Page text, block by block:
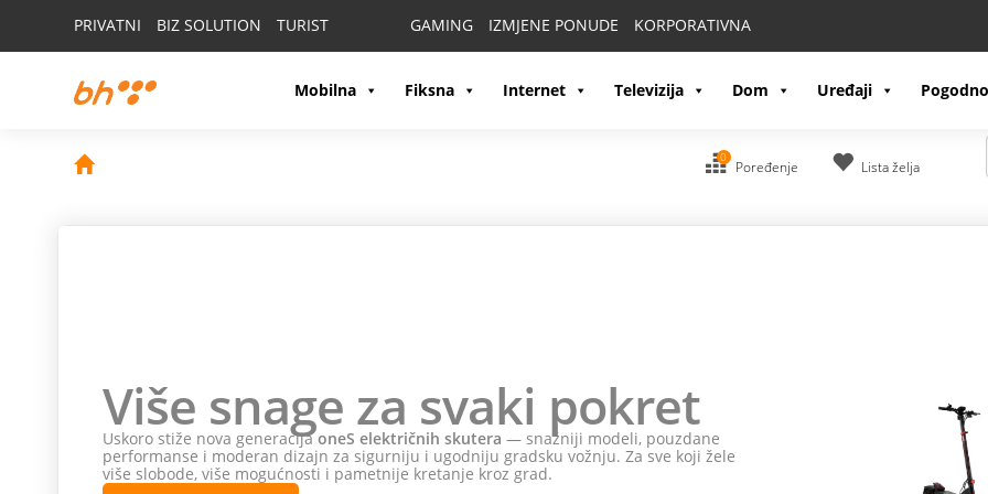
PRIVATNI BIZ SOLUTION TURIST GAMING IZMJENE PONUDE KORPORATIVNA
Mobilna Fiksna Internet Televizija Dom Uređaji
0
Poređenje Lista želja
Više snage za svaki pokret
Uskoro stiže nova generacijaoneS električnih skutera — snažniji modeli, pouzdane
performanse i moderan dizajn za sigurniju i ugodniju gradsku vožnju. Za sve koji žele
više slobode, više mogućnosti i pametnije kretanje kroz grad.